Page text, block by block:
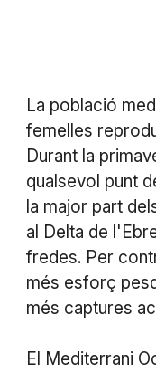
La població
femelles
Durant la
qualsevol punt
la major part
al Delta de
fredes. Per
més esforç
més captures
El Mediterrani